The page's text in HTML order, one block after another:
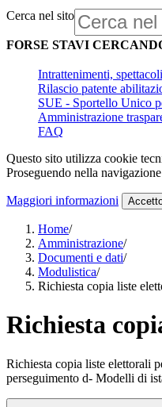
Cerca nel sito
FORSE STAVI
Intrattenimenti,
Rilascio patente
SUE - Sportello Unico
Amministrazione
FAQ
Questo sito utilizza cookie
Proseguendo nella
Maggiori informazioni
Home/
Amministrazione/
Documenti e dati/
Modulistica/
Richiesta copia liste
Richiesta
Richiesta copia liste elettorali
perseguimento d- Modelli di